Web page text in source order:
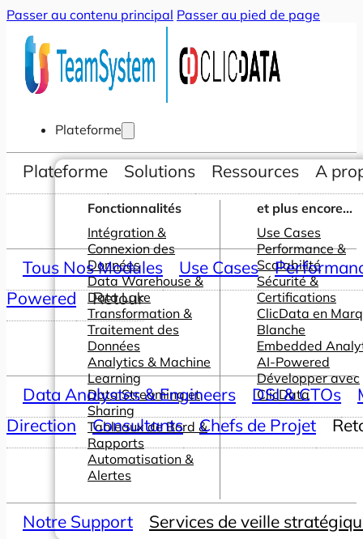
Passer au contenu principal Passer au pied de page
Plateforme
Fonctionnalités
Intégration &
Connexion des
Données
Data Warehouse &
Data Lake
Transformation &
Traitement des
Données
Analytics & Machine
Learning
Data Streaming et
Sharing
Tableaux de Bord &
Rapports
Automatisation &
Alertes
et plus encore...
Use Cases
Performance &
Scalabilité
Sécurité &
Certifications
ClicData en
Blanche
Embedded
AI-Powered
Développer avec
ClicData
Plateforme Solutions Ressources A
Tous Nos Modules Use Cases
Powered
Retour
Data Analystes & Engineers DSI & CTOs
Direction
Consultants Chefs de Projet
Notre Support
Services de veille